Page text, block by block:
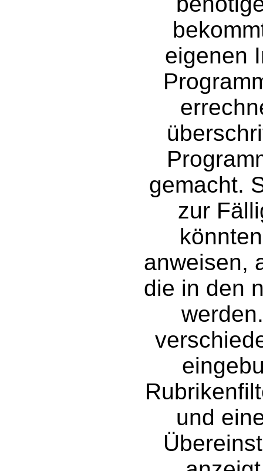
eigenen
gemacht.
zur
anweisen,
die in den
und